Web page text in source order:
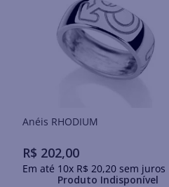
Anéis RHODIUM
R$ 202,00
Em até 10x R$ 20,20sem juros
Produto Indisponível